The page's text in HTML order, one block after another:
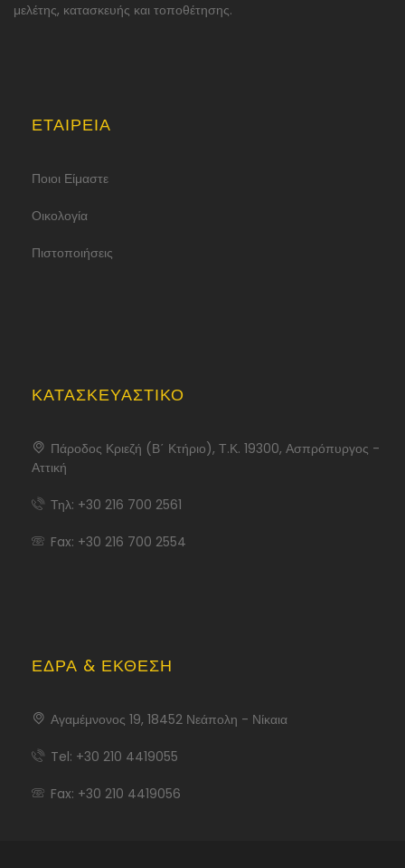
μελέτης, κατασκευής και τοποθέτησης.
ΕΤΑΙΡΕΊΑ
Ποιοι Είμαστε
Οικολογία
Πιστοποιήσεις
ΚΑΤΑΣΚΕΥΑΣΤΙΚΟ
Πάροδος Κριεζή (Β΄ Κτήριο), Τ.Κ. 19300, Ασπρόπυργος -
Αττική
Τηλ: +30 216 700 2561
Fax: +30 216 700 2554
ΈΔΡΑ & ΈΚΘΕΣΗ
Αγαμέμνονος 19, 18452 Νεάπολη - Νίκαια
Tel: +30 210 4419055
Fax: +30 210 4419056